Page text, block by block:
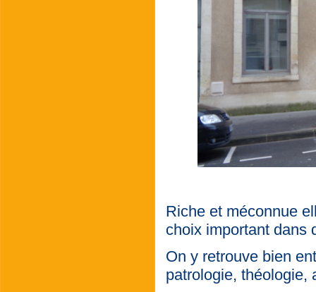
Riche et méconnue
choix important dans
On y retrouve bien
patrologie, théologie,